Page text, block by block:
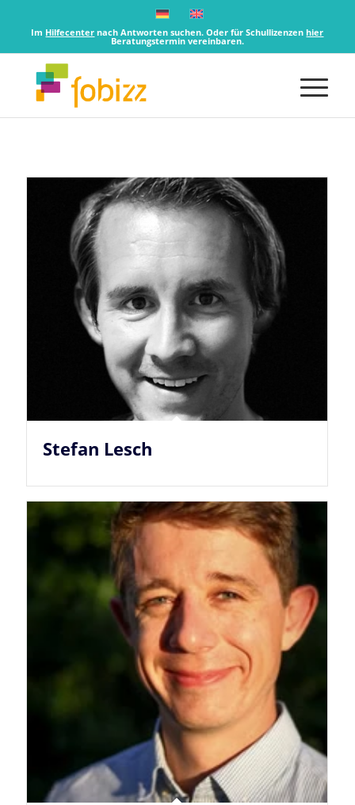
Im Hilfecenter nach Antworten suchen. Oder für Schullizenzenhier
Beratungstermin vereinbaren.
Stefan Lesch